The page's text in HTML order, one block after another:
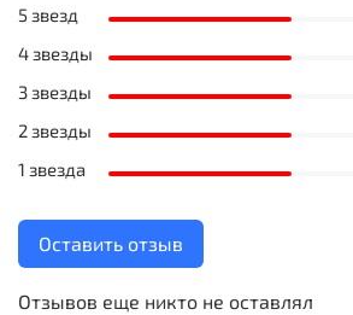
Отзывов еще никто не оставлял
5 звезд
4 звезды
3 звезды
2 звезды
1 звезда
Оставить отзыв